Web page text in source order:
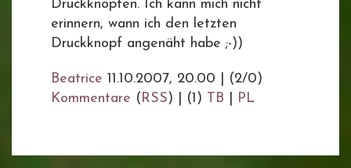
Druckknöpfen. Ich kann mich nicht
erinnern, wann ich den letzten
Druckknopf angenäht habe ;-))
Beatrice 11.10.2007, 20.00
(2/0)
Kommentare ( RSS) | (1) TB PL